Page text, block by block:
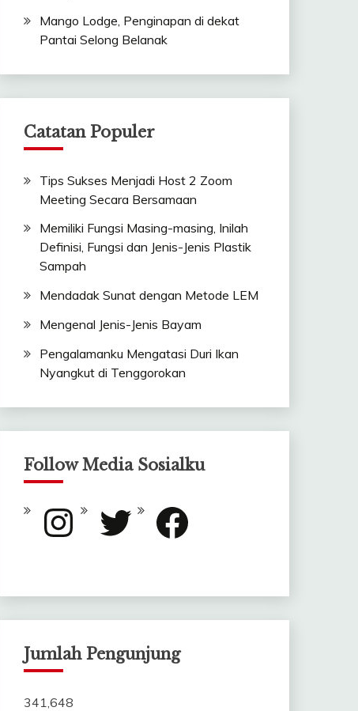
Mango Lodge, Penginapan di dekat
Pantai Selong Belanak
Catatan Populer
Tips Sukses Menjadi Host 2 Zoom
Meeting Secara Bersamaan
Memiliki Fungsi Masing-masing, Inilah
Definisi, Fungsi dan Jenis-Jenis Plastik
Sampah
Mendadak Sunat dengan Metode LEM
Mengenal Jenis-Jenis Bayam
Pengalamanku Mengatasi Duri Ikan
Nyangkut di Tenggorokan
Follow Media Sosialku
Instagram Twitter Facebook
Jumlah Pengunjung
341,648